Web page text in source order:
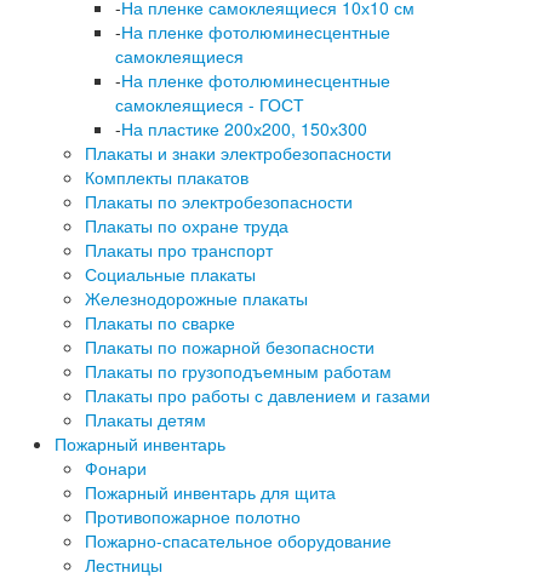
-На пленке самоклеящиеся 10х10 см
-На пленке фотолюминесцентные
самоклеящиеся
-На пленке фотолюминесцентные
самоклеящиеся - ГОСТ
-На пластике 200х200, 150х300
Плакаты и знаки электробезопасности
Комплекты плакатов
Плакаты по электробезопасности
Плакаты по охране труда
Плакаты про транспорт
Социальные плакаты
Железнодорожные плакаты
Плакаты по сварке
Плакаты по пожарной безопасности
Плакаты по грузоподъемным работам
Плакаты про работы с давлением и газами
Плакаты детям
Пожарный инвентарь
Фонари
Пожарный инвентарь для щита
Противопожарное полотно
Пожарно-спасательное оборудование
Лестницы